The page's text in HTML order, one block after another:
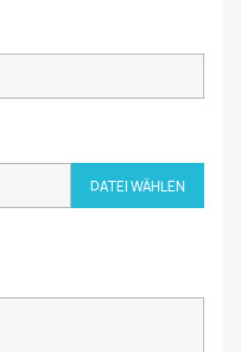
DATEI WÄHLEN